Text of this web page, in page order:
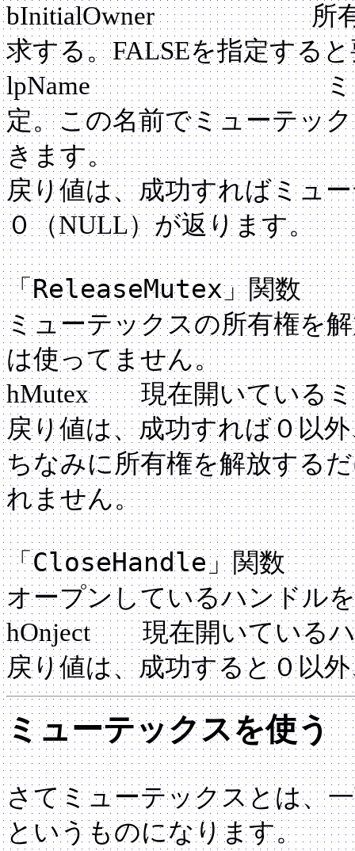
bInitialOwner 所有権を
求する。FALSEを指定する
lpName ミューテッ
定。この名前でミューテッ
きます。
戻り値は、成功すればミュ
０（NULL）が返ります。
「ReleaseMutex」関数
ミューテックスの所有権を
は使ってません。
hMutex 現在開いているミ
戻り値は、成功すれば０以
ちなみに所有権を解放する
れません。
「CloseHandle」関数
オープンしているハンドル
hOnject 現在開いているハ
戻り値は、成功すると０以
ミューテックスを使う
さてミューテックスとは、
というものになります。